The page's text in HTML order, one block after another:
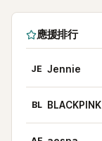
應援排行
JE Jennie
BL BLACKPINK